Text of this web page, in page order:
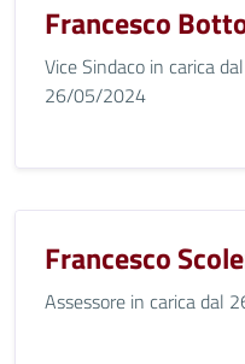
Francesco
Vice Sindaco in carica
26/05/2024
Francesco
Assessore in carica